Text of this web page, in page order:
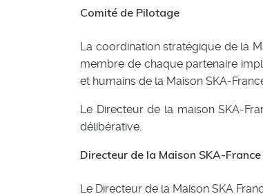
Comité de Pilotage
La coordination stratégique de la
membre de chaque partenaire
et humains de la Maison SKA-
Le Directeur de la maison SKA-
délibérative.
Directeur de la Maison SKA-France
Le Directeur de la Maison SKA